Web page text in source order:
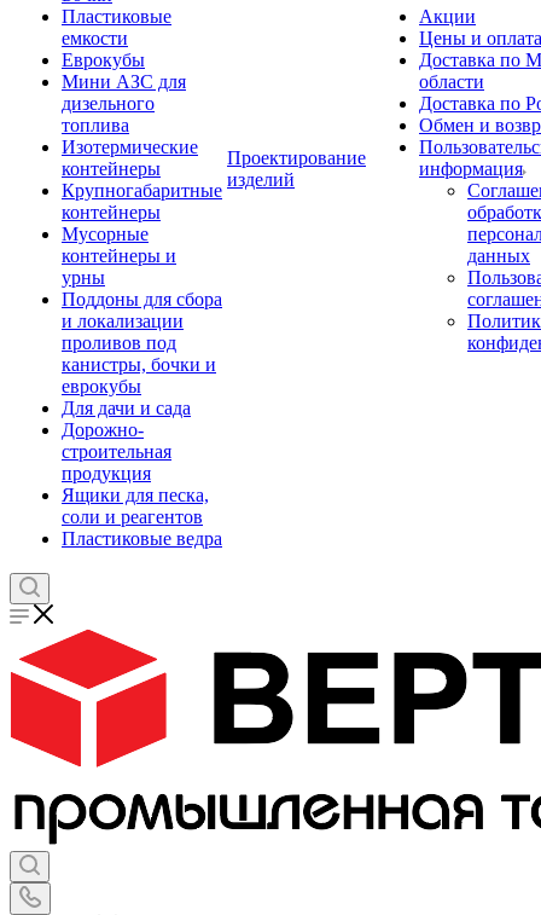
Пластиковые
емкости
Еврокубы
Мини АЗС для
дизельного
топлива
Изотермические
контейнеры
Крупногабаритные
контейнеры
Мусорные
контейнеры и
урны
Поддоны для сбора
и локализации
проливов под
канистры, бочки и
еврокубы
Для дачи и сада
Дорожно-
строительная
продукция
Ящики для песка,
соли и реагентов
Пластиковые ведра
Проектирование
изделий
Акции
Цены и оплата
Доставка по
области
Доставка по
Обмен и
информация
данных